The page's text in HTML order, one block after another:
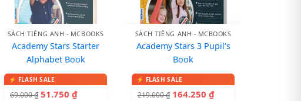
SÁCH TIẾNG ANH - MCBOOKS
Academy Stars Starter
Alphabet Book
69.000₫ 51.750₫
SÁCH TIẾNG ANH - MCBOOKS
Academy Stars 3 Pupil’s
Book
219.000₫ 164.250₫